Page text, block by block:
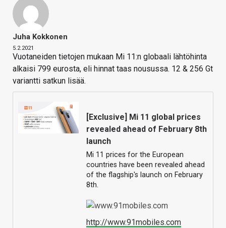
Juha Kokkonen
5.2.2021
Vuotaneiden tietojen mukaan Mi 11:n globaali lähtöhinta
alkaisi 799 eurosta, eli hinnat taas nousussa. 12 & 256 Gt
variantti satkun lisää.
[Exclusive] Mi 11 global prices
revealed ahead of February 8th
launch
Mi 11 prices for the European
countries have been revealed ahead
of the flagship's launch on February
8th.
http://www.91mobiles.com